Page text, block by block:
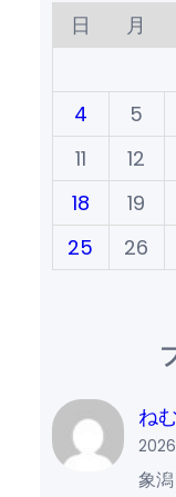
日
月
4
5
11
12
18
19
25
26
ね
象